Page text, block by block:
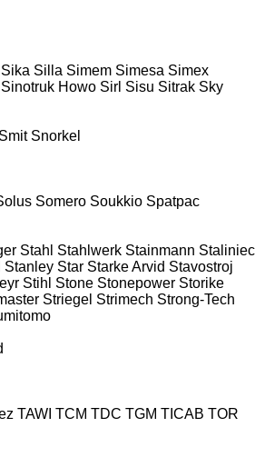
Sika Silla Simem Simesa Simex
Sinotruk Howo Sirl Sisu Sitrak Sky
Smit Snorkel
Somero Soukkio Spatpac
Stahl Stahlwerk Stainmann Staliniec
Stanley Star Starke Arvid Stavostroj
Stihl Stone Stonepower Storike
Striegel Strimech Strong-Tech
TAWI TCM TDC TGM TICAB TOR